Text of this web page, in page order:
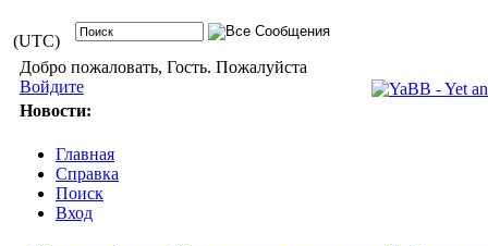
(UTC)
Добро пожаловать, Гость. Пожалуйста
Войдите
Новости:
Главная
Справка
Поиск
Вход